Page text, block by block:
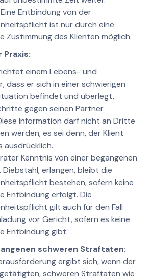
Eine Entbindung von der
ist nur durch eine
Zustimmung des Klienten möglich.
Praxis:
einem Lebens- und
dass er sich in einer schwierigen
befindet und überlegt,
gegen seinen Partner
Information darf nicht an Dritte
werden, es sei denn, der Klient
ausdrücklich.
Kenntnis von einer begangenen
Diebstahl, erlangen, bleibt die
bestehen, sofern keine
Entbindung erfolgt. Die
gilt auch für den Fall
vor Gericht, sofern es keine
Entbindung gibt.
schweren Straftaten:
ergibt sich, wenn der
schweren Straftaten wie